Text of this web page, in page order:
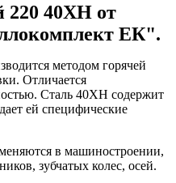
220 40ХН от
ЕК".
методом горячей
Отличается
Сталь 40ХН содержит
ей специфические
в машиностроении,
зубчатых колес, осей.